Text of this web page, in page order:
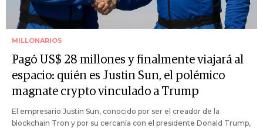
MILLONARIOS
Pagó US$ 28 millones y finalmente viajará al
espacio: quién es Justin Sun, el polémico
magnate crypto vinculado a Trump
El empresario Justin Sun, conocido por ser el creador de la
blockchain Tron y por su cercanía con el presidente Donald Trump,